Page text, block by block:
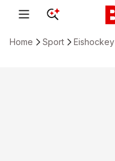
Home Sport Eishockey